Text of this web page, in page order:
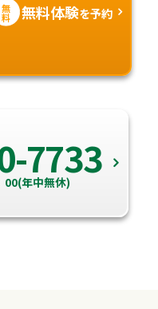
無
料 無料体験を予約
7733
00(年中無休)